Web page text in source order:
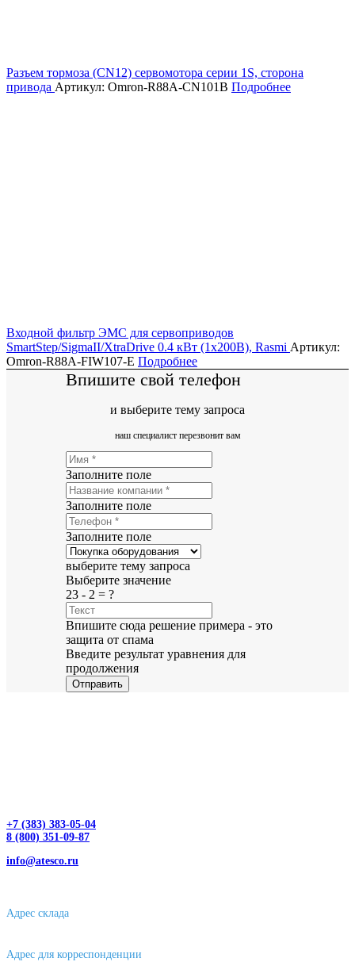
Разъем тормоза (CN12) сервомотора серии 1S, сторона
привода Артикул: Omron-R88A-CN101B Подробнее
Входной фильтр ЭМС для сервоприводов
SmartStep/SigmaII/XtraDrive 0.4 кВт (1х200В), Rasmi Артикул:
Omron-R88A-FIW107-E Подробнее
Впишите свой телефон
и выберите тему запроса
наш специалист перезвонит вам
Заполните поле
Заполните поле
Заполните поле
выберите тему запроса
Выберите значение
23 - 2 = ?
Впишите сюда решение примера - это
защита от спама
Введите результат уравнения для
продолжения
Отправить
+7 (383) 383-05-04
8 (800) 351-09-87
info@atesco.ru
Адрес склада
Адрес для корреспонденции